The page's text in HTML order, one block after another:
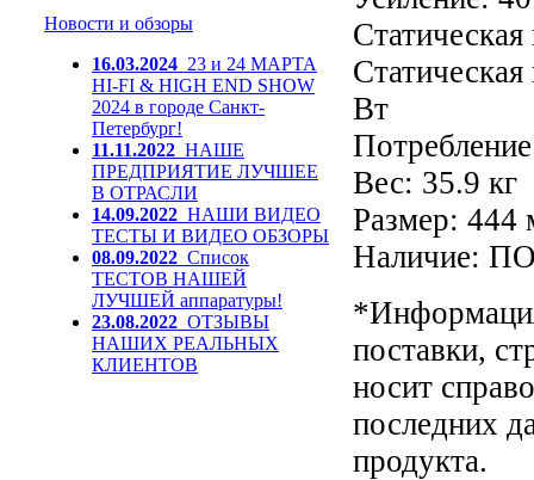
Новости и обзоры
16.03.2024 23 и 24 МАРТА
HI-FI & HIGH END SHOW
2024 в городе Санкт-
Петербург!
11.11.2022 НАШЕ
ПРЕДПРИЯТИЕ ЛУЧШЕЕ
В ОТРАСЛИ
14.09.2022 НАШИ ВИДЕО
ТЕСТЫ И ВИДЕО ОБЗОРЫ
08.09.2022 Список
ТЕСТОВ НАШЕЙ
ЛУЧШЕЙ аппаратуры!
23.08.2022 ОТЗЫВЫ
НАШИХ РЕАЛЬНЫХ
КЛИЕНТОВ
Вт
Вес: 35.9 кг
Размер:
Наличие:
поставки,
носит
последних
продукта.